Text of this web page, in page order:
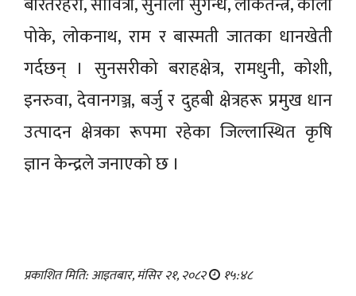
पोके, लोकनाथ, राम र बास्मती जातका धानखेती
गर्दछन् । सुनसरीको बराहक्षेत्र, रामधुनी, कोशी,
इनरुवा, देवानगञ्ज, बर्जु र दुहबी क्षेत्रहरू प्रमुख धान
उत्पादन क्षेत्रका रूपमा रहेका जिल्लास्थित कृषि
ज्ञान केन्द्रले जनाएको छ ।
प्रकाशित मिति: आइतबार, मंसिर २१, २०८२ १५:४८